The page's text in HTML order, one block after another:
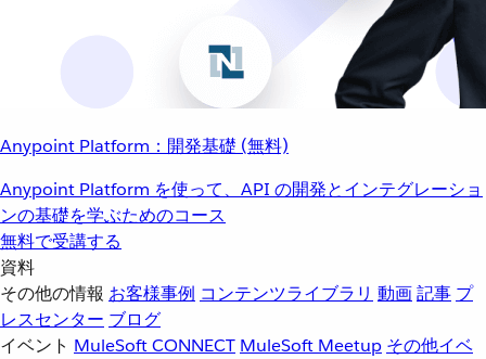
Anypoint Platform：開発基礎 (無料)
Anypoint Platform を使って、API の開発とインテグレーショ
ンの基礎を学ぶためのコース
無料で受講する
資料
その他の情報 お客様事例 コンテンツライブラリ 動画記事 プ
レスセンター ブログ
イベント MuleSoft CONNECT MuleSoft Meetup その他イベ